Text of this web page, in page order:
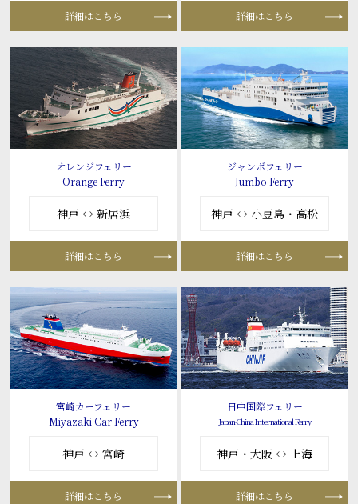
詳細はこちら 詳細はこちら
オレンジフェリー
Orange Ferry
神戸 ↔ 新居浜
詳細はこちら
ジャンボフェリー
Jumbo Ferry
神戸 ↔ 小豆島・高松
詳細はこちら
宮崎カーフェリー
Miyazaki Car Ferry
神戸 ↔ 宮崎
詳細はこちら
日中国際フェリー
Japan-China International Ferry
神戸・大阪 ↔ 上海
詳細はこちら